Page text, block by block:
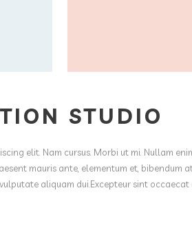
STUDIO
elit. Nam cursus. Morbi ut mi. Nullam
mauris ante, elementum et, bibendum
aliquam dui.Excepteur sint